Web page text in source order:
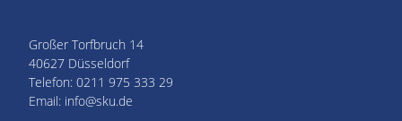
Großer Torfbruch 14
40627 Düsseldorf
Telefon: 0211 975 333 29
Email: info@sku.de